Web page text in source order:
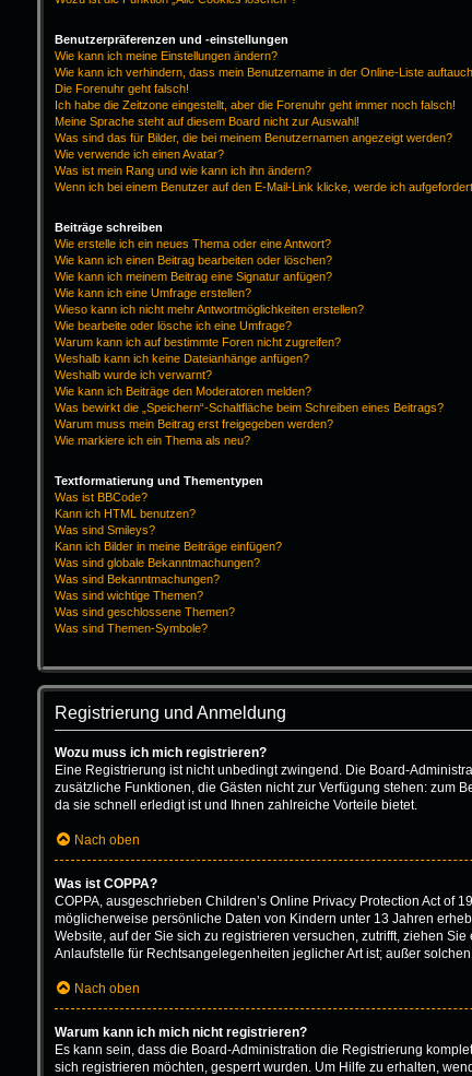
Benutzerpräferenzen und -einstellungen
Wie kann ich meine Einstellungen ändern?
Wie kann ich verhindern, dass mein Benutzername in der Online-Liste
Die Forenuhr geht falsch!
Ich habe die Zeitzone eingestellt, aber die Forenuhr geht immer noch falsch!
Meine Sprache steht auf diesem Board nicht zur Auswahl!
Was sind das für Bilder, die bei meinem Benutzernamen angezeigt werden?
Wie verwende ich einen Avatar?
Was ist mein Rang und wie kann ich ihn ändern?
Wenn ich bei einem Benutzer auf den E-Mail-Link klicke, werde ich
Beiträge schreiben
Wie erstelle ich ein neues Thema oder eine Antwort?
Wie kann ich einen Beitrag bearbeiten oder löschen?
Wie kann ich meinem Beitrag eine Signatur anfügen?
Wie kann ich eine Umfrage erstellen?
Wieso kann ich nicht mehr Antwortmöglichkeiten erstellen?
Wie bearbeite oder lösche ich eine Umfrage?
Warum kann ich auf bestimmte Foren nicht zugreifen?
Weshalb kann ich keine Dateianhänge anfügen?
Weshalb wurde ich verwarnt?
Wie kann ich Beiträge den Moderatoren melden?
Was bewirkt die „Speichern“-Schaltfläche beim Schreiben eines Beitrags?
Warum muss mein Beitrag erst freigegeben werden?
Wie markiere ich ein Thema als neu?
Textformatierung und Thementypen
Was ist BBCode?
Kann ich HTML benutzen?
Was sind Smileys?
Kann ich Bilder in meine Beiträge einfügen?
Was sind globale Bekanntmachungen?
Was sind Bekanntmachungen?
Was sind wichtige Themen?
Was sind geschlossene Themen?
Was sind Themen-Symbole?
Registrierung und Anmeldung
Wozu muss ich mich registrieren?
Eine Registrierung ist nicht unbedingt zwingend. Die Board-
zusätzliche Funktionen, die Gästen nicht zur Verfügung stehen: zum
da sie schnell erledigt ist und Ihnen zahlreiche Vorteile bietet.
Nach oben
Was ist COPPA?
COPPA, ausgeschrieben Children’s Online Privacy Protection Act of
möglicherweise persönliche Daten von Kindern unter 13 Jahren
Website, auf der Sie sich zu registrieren versuchen, zutrifft, ziehen
Anlaufstelle für Rechtsangelegenheiten jeglicher Art ist; außer
Nach oben
Warum kann ich mich nicht registrieren?
Es kann sein, dass die Board-Administration die Registrierung
sich registrieren möchten, gesperrt wurden. Um Hilfe zu erhalten,